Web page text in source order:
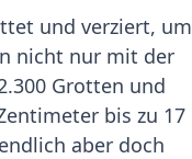
und verziert, um
nicht nur mit der
Grotten und
bis zu 17
aber doch